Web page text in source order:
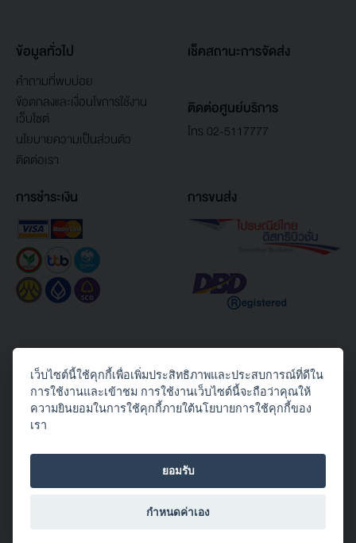
ข้อมูลทั่วไป
คำถามที่พบบ่อย
ข้อตกลงและเงื่อนไขการใช้งาน
เว็บไซต์
นโยบายความเป็นส่วนตัว
ติดต่อเรา
เช็คสถานะการจัดส่ง
ติดต่อศูนย์บริการ
โทร 02-5117777
การชำระเงิน การขนส่ง
Copyright© 2026 Toshiba Thailand Co., Ltd. All Rights Reserved.
เว็บไซต์นี้ใช้คุกกี้เพื่อเพิ่มประสิทธิภาพและประสบการณ์ที่ดีใน
การใช้งานและเข้าชม การใช้งานเว็บไซต์นี้จะถือว่าคุณให้
ความยินยอมในการใช้คุกกี้ภายใต้นโยบายการใช้คุกกี้ของ
เรา
ยอมรับ
กำหนดค่าเอง